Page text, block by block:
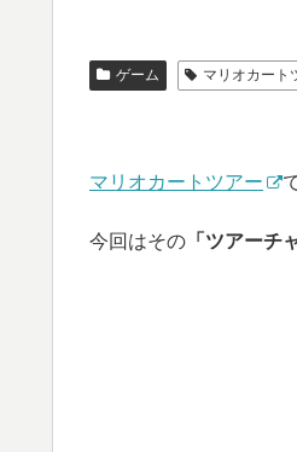
ゲーム マリオカート
マリオカートツアー
今回はその 「ツアーチ